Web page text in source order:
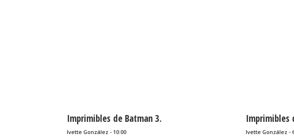
Imprimibles de Batman 3.
Ivette González - 10:00
Imprimibles
Ivette González -